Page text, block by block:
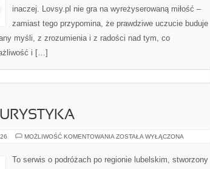
inaczej. Lovsy.pl nie gra na wyreżyserowaną miłość –
zamiast tego przypomina, że prawdziwe uczucie buduje
myśli, z zrozumienia i z radości nad tym, co
i […]
MOŻLIWOŚĆ KOMENTOWANIA NOCLEGI
ZOSTAŁA WYŁĄCZONA
To serwis o podróżach po regionie lubelskim, stworzony